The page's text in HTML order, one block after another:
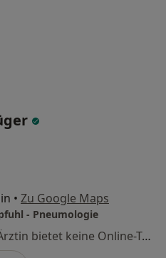
• Zu Google Maps
- Pneumologie
Dieser Arzt bzw. diese Ärztin bietet keine Online-Terminbuchung an diesem Standort an.